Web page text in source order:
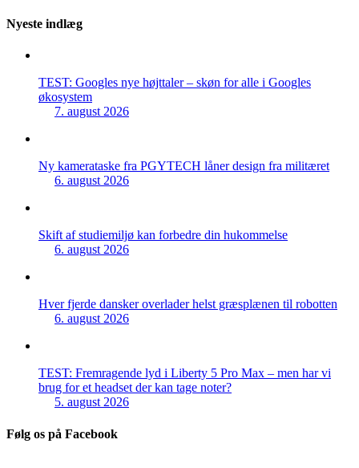
Nyeste indlæg
TEST: Googles nye højttaler – skøn for alle i Googles
økosystem
7. august 2026
Ny kamerataske fra PGYTECH låner design fra militæret
6. august 2026
Skift af studiemiljø kan forbedre din hukommelse
6. august 2026
Hver fjerde dansker overlader helst græsplænen til robotten
6. august 2026
TEST: Fremragende lyd i Liberty 5 Pro Max – men har vi
brug for et headset der kan tage noter?
5. august 2026
Følg os på Facebook